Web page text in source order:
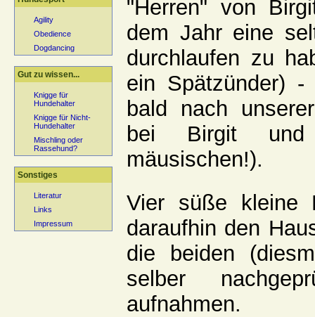
Agility
Obedience
Dogdancing
Gut zu wissen...
Knigge für
Hundehalter
Knigge für Nicht-
Hundehalter
Mischling oder
Rassehund?
Sonstiges
Literatur
Links
Impressum
"Herren" von
dem Jahr eine
durchlaufen zu
ein Spätzünder)
bald nach
bei Birgit und
mäusischen!).
Vier süße kleine
daraufhin den
die beiden
selber
aufnahmen.